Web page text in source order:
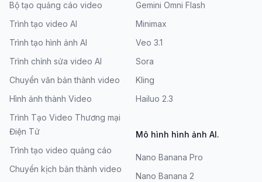
Bộ tạo quảng cáo video
Trình tạo video AI
Trình tạo hình ảnh AI
Trình chỉnh sửa video AI
Chuyển văn bản thành video
Hình ảnh thành Video
Trình Tạo Video Thương mại
Điện Tử
Trình tạo video quảng cáo
Chuyển kịch bản thành video
Gemini Omni Flash
Minimax
Veo 3.1
Sora
Kling
Hailuo 2.3
Mô hình hình ảnh AI.
Nano Banana Pro
Nano Banana 2